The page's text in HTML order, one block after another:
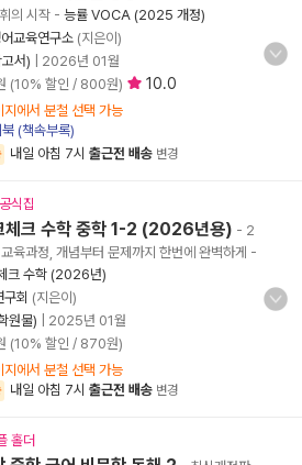
의 시작 - 능률 VOCA (2025 개정)
교육연구소 (지은이)
서)
2026년 01월
(10% 할인 / 800원) 10.0
지에서 분철 선택 가능
(책속부록)
내일 아침 7시 출근전 배송 변경
식집
체크 수학 중학 1-2 (2026년용) - 2
육과정, 개념부터 문제까지 한번에 완벽하게 -
크 수학 (2026년)
회 (지은이)
원물)
2025년 01월
(10% 할인 / 870원)
지에서 분철 선택 가능
내일 아침 7시 출근전 배송 변경
홀더